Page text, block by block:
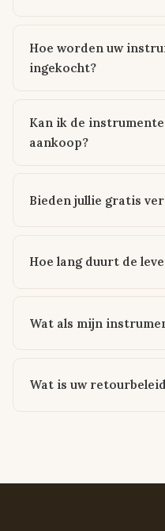
Hoe worden uw
ingekocht?
Kan ik de
aankoop?
Bieden jullie gratis
Hoe lang duurt de
Wat als mijn
Wat is uw